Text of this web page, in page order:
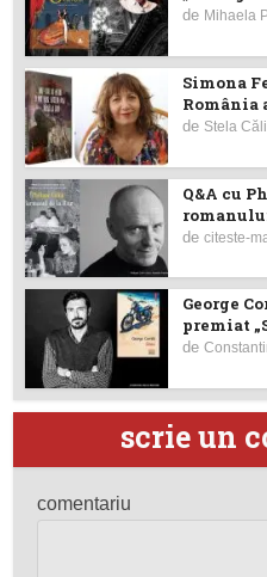
de Mihaela
Simona
România
de Stela
Q&A cu
deciteste-
George
premiat
de
scrie un
comentariu